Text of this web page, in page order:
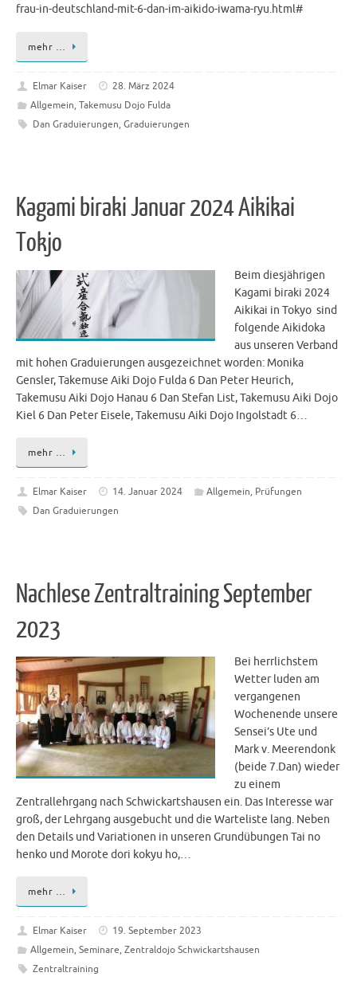
frau-in-deutschland-mit-6-dan-im-aikido-iwama-ryu.html#
mehr …
Elmar Kaiser
28. März 2024
Allgemein, Takemusu Dojo Fulda
Dan Graduierungen, Graduierungen
Kagami biraki Januar 2024 Aikikai
Tokjo
Beim diesjährigen
Kagami biraki 2024
Aikikai in Tokyo sind
folgende Aikidoka
aus unseren Verband
mit hohen Graduierungen ausgezeichnet worden: Monika
Gensler, Takemuse Aiki Dojo Fulda 6 Dan Peter Heurich,
Takemusu Aiki Dojo Hanau 6 Dan Stefan List, Takemusu Aiki Dojo
Kiel 6 Dan Peter Eisele, Takemusu Aiki Dojo Ingolstadt 6…
mehr …
Elmar Kaiser 14. Januar 2024 Allgemein, Prüfungen
Dan Graduierungen
Nachlese Zentraltraining September
2023
Bei herrlichstem
Wetter luden am
vergangenen
Wochenende unsere
Sensei’s Ute und
Mark v. Meerendonk
(beide 7.Dan) wieder
zu einem
Zentrallehrgang nach Schwickartshausen ein. Das Interesse war
groß, der Lehrgang ausgebucht und die Warteliste lang. Neben
den Details und Variationen in unseren Grundübungen Tai no
henko und Morote dori kokyu ho,…
mehr …
Elmar Kaiser
19. September 2023
Allgemein, Seminare, Zentraldojo Schwickartshausen
Zentraltraining